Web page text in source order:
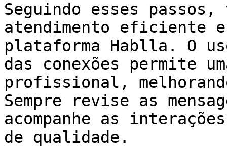
Seguindo esses
atendimento eficiente
plataforma Hablla. O
das conexões permite
profissional,
Sempre revise as
acompanhe as
de qualidade.